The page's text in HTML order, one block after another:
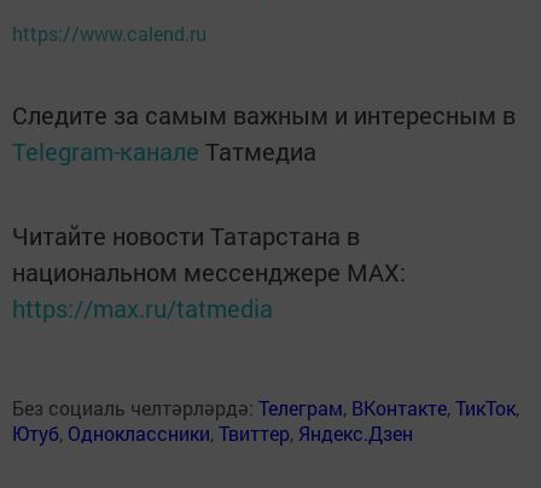
https://www.calend.ru
Следите за самым важным и интересным в
Telegram-канале Татмедиа
Читайте новости Татарстана в
национальном мессенджере MАХ:
https://max.ru/tatmedia
Без социаль челтәрләрдә: Телеграм, ВКонтакте,ТикТок,
Ютуб, Одноклассники,Твиттер, Яндекс.Дзен